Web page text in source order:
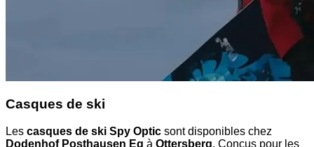
Casques de ski
Les casques de ski Spy Optic sont disponibles chez
Dodenhof Posthausen Eg à Ottersberg. Conçus pour les